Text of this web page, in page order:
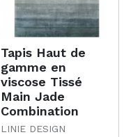
Tapis Haut de
gamme en
viscose Tissé
Main Jade
Combination
LINIE DESIGN